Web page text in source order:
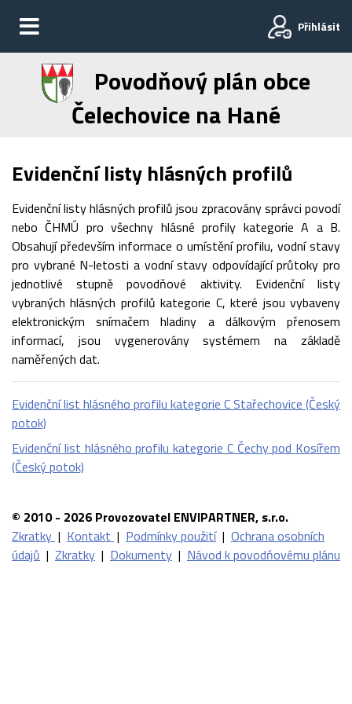
Přihlásit
Povodňový plán obce
Čelechovice na Hané
Evidenční listy hlásných profilů
Evidenční listy hlásných profilů jsou zpracovány správci povodí
nebo ČHMÚ pro všechny hlásné profily kategorie A a B.
Obsahují především informace o umístění profilu, vodní stavy
pro vybrané N-letosti a vodní stavy odpovídající průtoky pro
jednotlivé stupně povodňové aktivity. Evidenční listy
vybraných hlásných profilů kategorie C, které jsou vybaveny
elektronickým snímačem hladiny a dálkovým přenosem
informací, jsou vygenerovány systémem na základě
naměřených dat.
Evidenční list hlásného profilu kategorie C Stařechovice (Český
potok)
Evidenční list hlásného profilu kategorie C Čechy pod Kosířem
(Český potok)
© 2010 - 2026 Provozovatel ENVIPARTNER, s.r.o.
Zkratky | Kontakt | Podmínky použití | Ochrana osobních
údajů | Zkratky | Dokumenty | Návod k povodňovému plánu